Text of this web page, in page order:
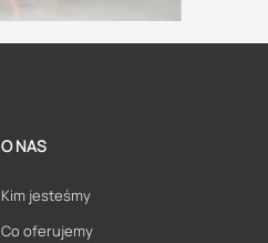
O NAS
Kim jesteśmy
Co oferujemy